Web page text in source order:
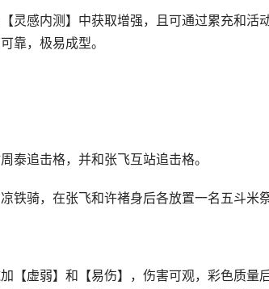
感内测】中获取增强，且可通过累充和活
靠，极易成型。
追击格，并和张飞互站追击格。
骑，在张飞和许褚身后各放置一名五斗米祭
虚弱】和【易伤】，伤害可观，彩色质量